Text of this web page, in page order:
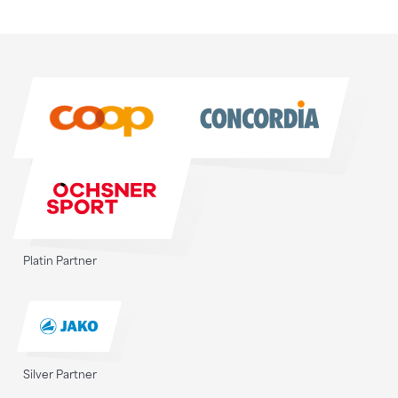
Platin Partner
Silver Partner